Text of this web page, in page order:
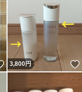
いいね！
3,800円